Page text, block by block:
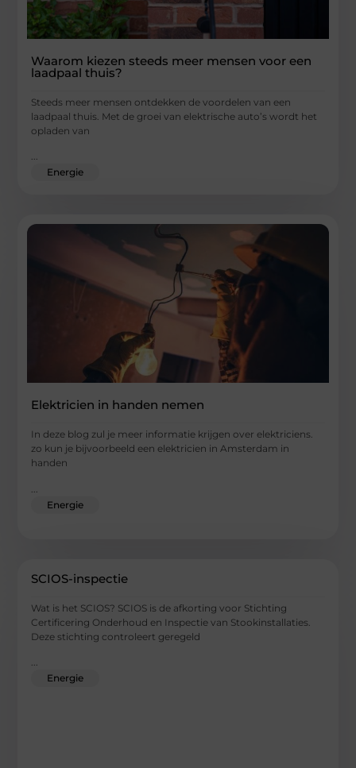
Waarom kiezen steeds meer mensen voor een
laadpaal thuis?
Steeds meer mensen ontdekken de voordelen van een
laadpaal thuis. Met de groei van elektrische auto’s wordt het
opladen van
...
Energie
Elektricien in handen nemen
In deze blog zul je meer informatie krijgen over elektriciens.
zo kun je bijvoorbeeld een elektricien in Amsterdam in
handen
Energie
SCIOS-inspectie
Wat is het SCIOS? SCIOS is de afkorting voor Stichting
Certificering Onderhoud en Inspectie van Stookinstallaties.
Deze stichting controleert geregeld
Energie